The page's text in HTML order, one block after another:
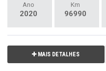
Ano
2020
Km
96990
MAIS DETALHES